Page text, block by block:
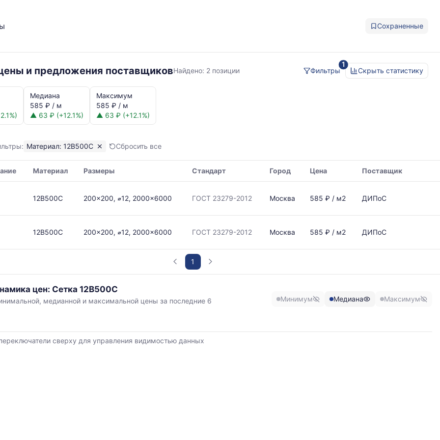
Сохраненные
и предложения поставщиков12В500С
Найдено: 2 позиции
1
Фильтры
Скрыть статистику
Медиана
585 ₽ / м
▲ 63 ₽ (+12.1%)
Максимум
585 ₽ / м
▲ 63 ₽ (+12.1%)
Материал: 12В500С Сбросить все
Материал Размеры Стандарт Город Цена Поставщик
12В500С 200x200, ⌀12, 2000x6000 ГОСТ 23279-2012 Москва 585 ₽ / м2 ДИПоС
12В500С 200x200, ⌀12, 2000x6000 ГОСТ 23279-2012 Москва 585 ₽ / м2 ДИПоС
1
цен: Сетка 12В500С
медианной и максимальной цены за последние 6
Минимум Медиана Максимум
сверху для управления видимостью данных